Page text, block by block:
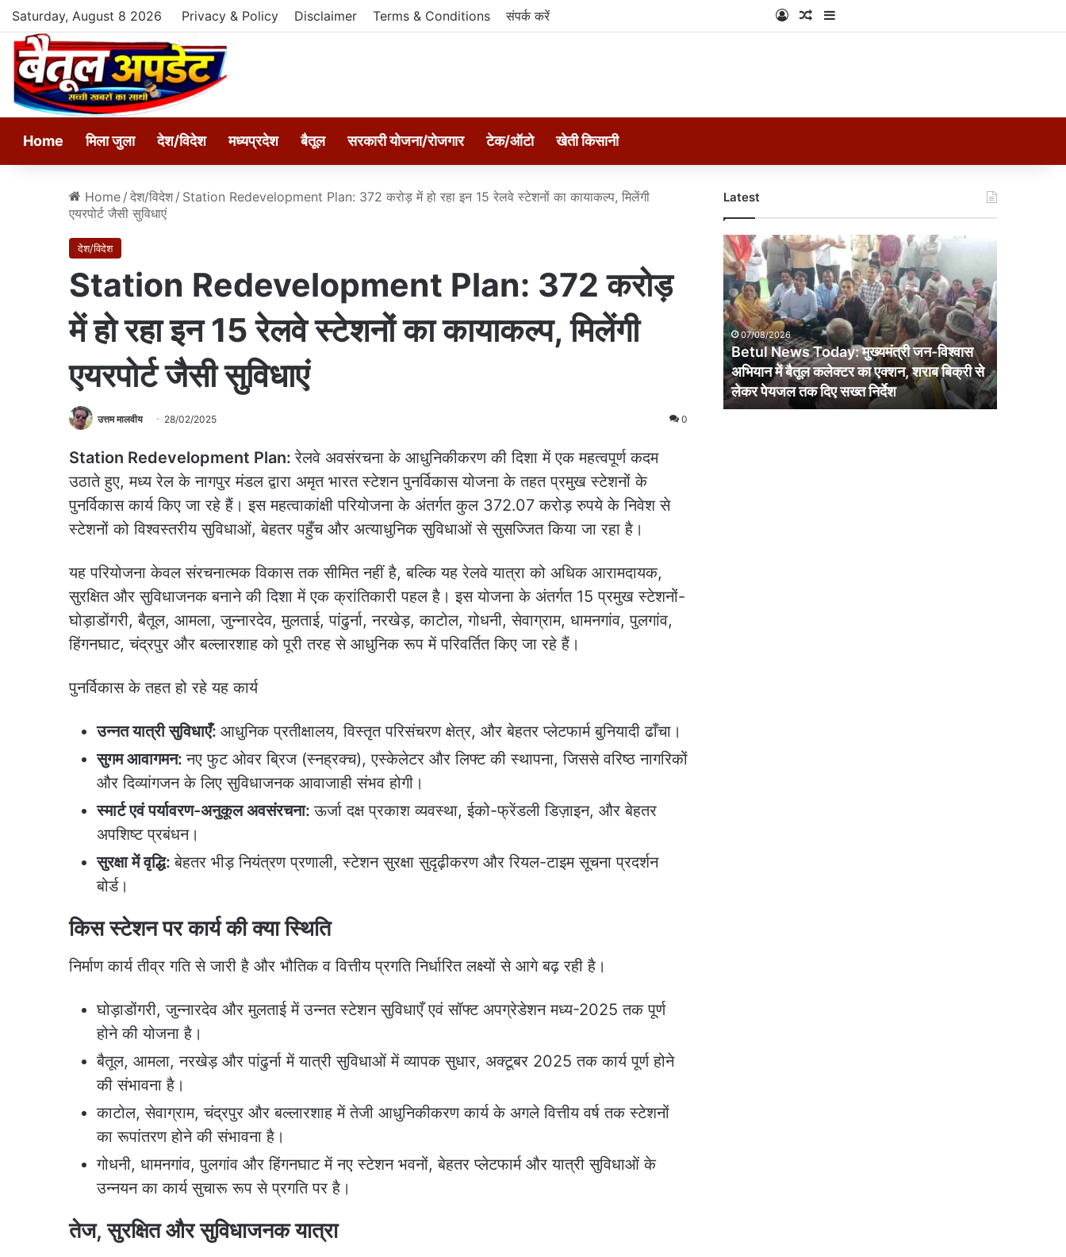
Saturday, August 8 2026 Privacy & Policy Disclaimer Terms & Conditions संपर्क करें Log InRandom Article
Sidebar
Home मिला जुला देश/विदेश मध्यप्रदेश बैतूल सरकारी योजना/रोजगार टेक/ऑटो खेती किसानी
Home / देश/विदेश / Station Redevelopment Plan: 372 करोड़ में हो रहा इन 15 रेलवे स्टेशनों का कायाकल्प, मिलेंगी
एयरपोर्ट जैसी सुविधाएं
देश/विदेश
Station Redevelopment Plan: 372 करोड़
में हो रहा इन 15 रेलवे स्टेशनों का कायाकल्प, मिलेंगी
एयरपोर्ट जैसी सुविधाएं
उत्तम मालवीय 28/02/2025 0
Station Redevelopment Plan:रेलवे अवसंरचना के आधुनिकीकरण की दिशा में एक महत्वपूर्ण कदम
उठाते हुए, मध्य रेल के नागपुर मंडल द्वारा अमृत भारत स्टेशन पुनर्विकास योजना के तहत प्रमुख स्टेशनों के
पुनर्विकास कार्य किए जा रहे हैं। इस महत्वाकांक्षी परियोजना के अंतर्गत कुल 372.07 करोड़ रुपये के निवेश से
स्टेशनों को विश्वस्तरीय सुविधाओं, बेहतर पहुँच और अत्याधुनिक सुविधाओं से सुसज्जित किया जा रहा है।
यह परियोजना केवल संरचनात्मक विकास तक सीमित नहीं है, बल्कि यह रेलवे यात्रा को अधिक आरामदायक,
सुरक्षित और सुविधाजनक बनाने की दिशा में एक क्रांतिकारी पहल है। इस योजना के अंतर्गत 15 प्रमुख स्टेशनों-
घोड़ाडोंगरी, बैतूल, आमला, जुन्नारदेव, मुलताई, पांढुर्ना, नरखेड़, काटोल, गोधनी, सेवाग्राम, धामनगांव, पुलगांव,
हिंगनघाट, चंद्रपुर और बल्लारशाह को पूरी तरह से आधुनिक रूप में परिवर्तित किए जा रहे हैं।
पुनर्विकास के तहत हो रहे यह कार्य
उन्नत यात्री सुविधाएँ: आधुनिक प्रतीक्षालय, विस्तृत परिसंचरण क्षेत्र, और बेहतर प्लेटफार्म बुनियादी ढाँचा।
सुगम आवागमन:नए फुट ओवर ब्रिज (स्नह्रक्च), एस्केलेटर और लिफ्ट की स्थापना, जिससे वरिष्ठ नागरिकों
और दिव्यांगजन के लिए सुविधाजनक आवाजाही संभव होगी।
स्मार्ट एवं पर्यावरण-अनुकूल अवसंरचना:ऊर्जा दक्ष प्रकाश व्यवस्था, ईको-फ्रेंडली डिज़ाइन, और बेहतर
अपशिष्ट प्रबंधन।
सुरक्षा में वृद्धि:बेहतर भीड़ नियंत्रण प्रणाली, स्टेशन सुरक्षा सुदृढ़ीकरण और रियल-टाइम सूचना प्रदर्शन
बोर्ड।
किस स्टेशन पर कार्य की क्या स्थिति
निर्माण कार्य तीव्र गति से जारी है और भौतिक व वित्तीय प्रगति निर्धारित लक्ष्यों से आगे बढ़ रही है।
घोड़ाडोंगरी, जुन्नारदेव और मुलताई में उन्नत स्टेशन सुविधाएँ एवं सॉफ्ट अपग्रेडेशन मध्य-2025 तक पूर्ण
होने की योजना है।
बैतूल, आमला, नरखेड़ और पांढुर्ना में यात्री सुविधाओं में व्यापक सुधार, अक्टूबर 2025 तक कार्य पूर्ण होने
की संभावना है।
काटोल, सेवाग्राम, चंद्रपुर और बल्लारशाह में तेजी आधुनिकीकरण कार्य के अगले वित्तीय वर्ष तक स्टेशनों
का रूपांतरण होने की संभावना है।
गोधनी, धामनगांव, पुलगांव और हिंगनघाट में नए स्टेशन भवनों, बेहतर प्लेटफार्म और यात्री सुविधाओं के
उन्नयन का कार्य सुचारू रूप से प्रगति पर है।
तेज, सुरक्षित और सुविधाजनक यात्रा
Latest
Betul
News
Today:
मुख्यमंत्री
जन-
विश्वास
अभियान
में
बैतूल
कलेक्टर
का
07/08/2026
Betul News Today: मुख्यमंत्री जन-विश्वास
अभियान में बैतूल कलेक्टर का एक्शन, शराब बिक्री से
लेकर पेयजल तक दिए सख्त निर्देश